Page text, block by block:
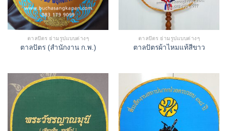
ตาลปัตร ย่ามรูปแบบต่างๆ
ตาลปัตร (สำนักงาน ก.พ.)
ตาลปัตร ย่ามรูปแบบต่างๆ
ตาลปัตรผ้าไหมแท้สีขาว